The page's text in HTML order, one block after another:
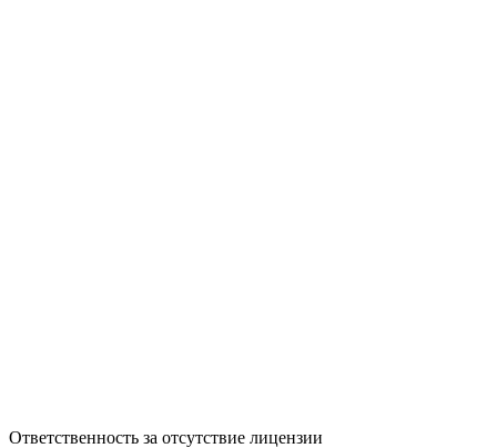
Ответственность за отсутствие лицензии